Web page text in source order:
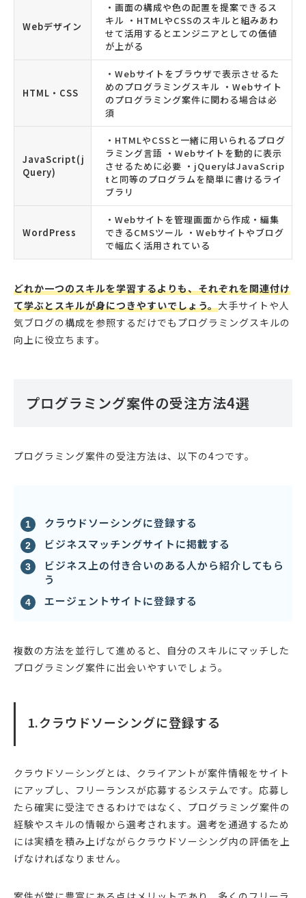
Webデザイン
・画面の構成や色の配置を提案できるス
キル ・HTMLやCSSのスキルと組みあわ
せて活用するとエンジニアとしての価値
が上がる
HTML・CSS
・Webサイトをブラウザで表示させるた
めのプログラミングスキル ・Webサイト
のプログラミング案件に関わる場合は必
須
JavaScript(j
Query)
・HTMLやCSSと一緒に用いられるプログ
ラミング言語 ・Webサイトを動的に表示
させるために必要 ・jQueryはJavaScrip
tと同等のプログラムを簡単に書けるライ
ブラリ
WordPress
・Webサイトを管理画面から作成・編集
できるCMSツール ・Webサイトやブログ
で幅広く活用されている
どれか一つのスキルを学習するよりも、それぞれを関連付け
て学ぶとスキルが身につきやすいでしょう。大手サイトや人
気ブログの構成を参照するだけでもプログラミングスキルの
向上に役立ちます。
プログラミング案件の受注方法4選
プログラミング案件の受注方法は、以下の4つです。
クラウドソーシングに登録する
ビジネスマッチングサイトに掲載する
ビジネス上の付き合いのある人から紹介してもら
う
エージェントサイトに登録する
複数の方法を並行して進めると、自分のスキルにマッチした
プログラミング案件に出会いやすいでしょう。
1.クラウドソーシングに登録する
クラウドソーシングとは、クライアントが案件情報をサイト
にアップし、フリーランスが応募するシステムです。応募し
たら確実に受注できるわけではなく、プログラミング案件の
経験やスキルの情報から選考されます。選考を通過するため
には実績を積み上げながらクラウドソーシング内の評価を上
げなければなりません。